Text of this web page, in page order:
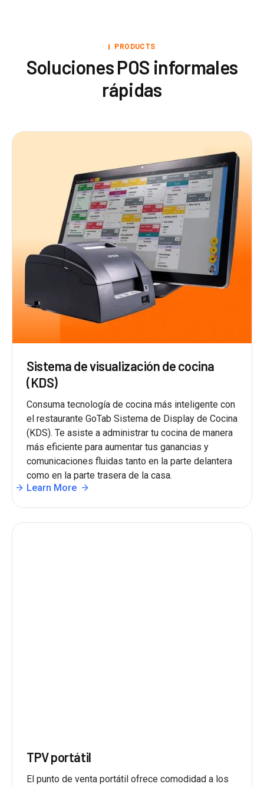
PRODUCTS
Soluciones POS informales
rápidas
Sistema de visualización de cocina
(KDS)
Consuma tecnología de cocina más inteligente con
el restaurante GoTab Sistema de Display de Cocina
(KDS). Te asiste a administrar tu cocina de manera
más eficiente para aumentar tus ganancias y
comunicaciones fluidas tanto en la parte delantera
como en la parte trasera de la casa.
Learn More
TPV portátil
El punto de venta portátil ofrece comodidad a los